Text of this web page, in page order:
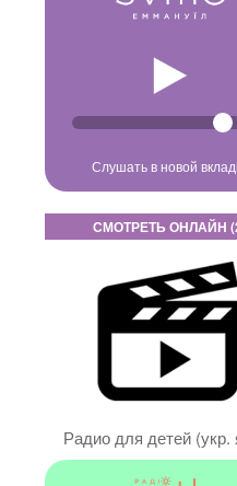
Слушать в новой
СМОТРЕТЬ ОНЛАЙН
Радио для детей (укр.